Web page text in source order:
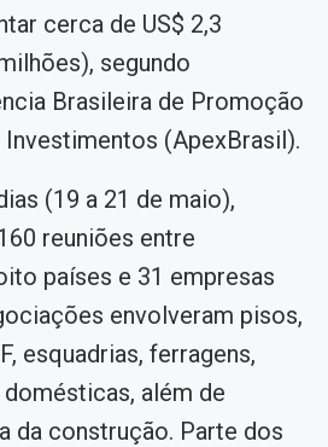
cerca de US$ 2,3
segundo
Brasileira de Promoção
(ApexBrasil).
(19 a 21 de maio),
reuniões entre
países e 31 empresas
envolveram pisos,
esquadrias, ferragens,
além de
da construção. Parte dos